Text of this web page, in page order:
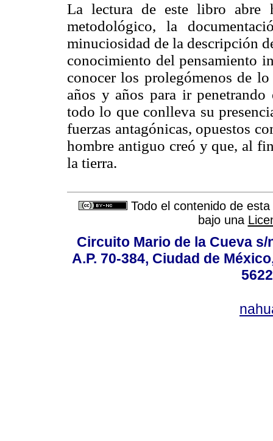
La lectura de este libro abre
metodológico, la
minuciosidad de la descripción
conocimiento del pensamiento
conocer los prolegómenos de
años y años para ir
todo lo que conlleva su
fuerzas antagónicas, opuestos
hombre antiguo creó y que, al
la tierra.
Todo el contenido de
bajo una
Circuito Mario de la Cueva
A.P. 70-384, Ciudad de